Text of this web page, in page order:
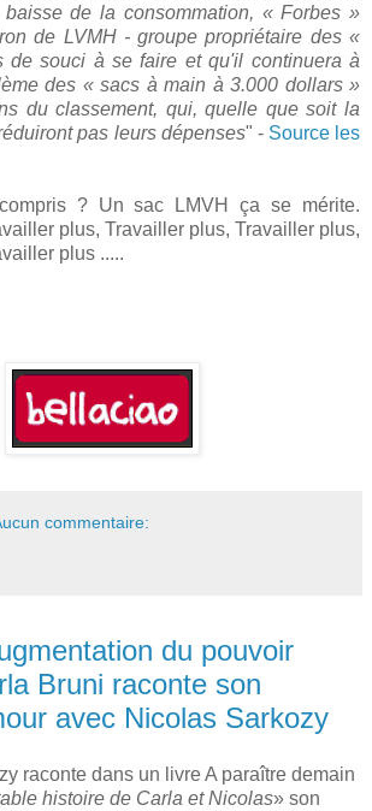
de la consommation, « Forbes »
de LVMH - groupe propriétaire des «
de souci à se faire et qu'il continuera à
des « sacs à main à 3.000 dollars »
du classement, qui, quelle que soit la
pas leurs dépenses" - Source les
? Un sac LMVH ça se mérite.
plus, Travailler plus, Travailler plus,
plus .....
commentaire:
du pouvoir
Bruni raconte son
avec Nicolas Sarkozy
raconte dans un livre A paraître demain
histoire de Carla et Nicolas» son